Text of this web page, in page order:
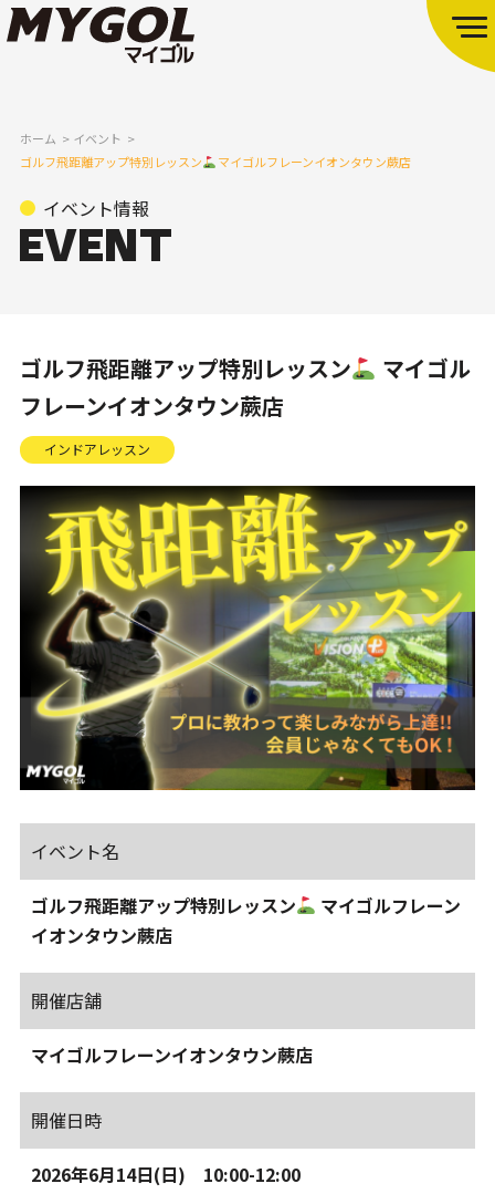
ホーム
イベント
ゴルフ飛距離アップ特別レッスン
マイゴルフレーンイオンタウン蕨店
イベント情報
ゴルフ飛距離アップ特別レッスン
マイゴル
フレーンイオンタウン蕨店
インドアレッスン
イベント名
ゴルフ飛距離アップ特別レッスン
マイゴルフレーン
イオンタウン蕨店
開催店舗
マイゴルフレーンイオンタウン蕨店
開催日時
2026年6月14日(日) 10:00-12:00